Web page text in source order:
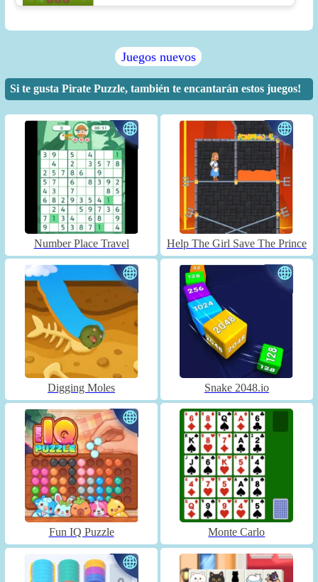
Juegos nuevos
Si te gusta Pirate Puzzle, también te encantarán estos juegos!
Number Place Travel Help The Girl Save The Prince
Digging Moles Snake 2048.io
Fun IQ Puzzle Monte Carlo